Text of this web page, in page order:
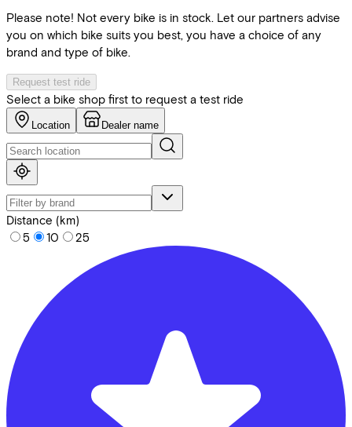
Please note! Not every bike is in stock. Let our partners advise
you on which bike suits you best, you have a choice of any
brand and type of bike.
Request test ride
Select a bike shop first to request a test ride
Location Dealer name
Distance (km)
5
10 25